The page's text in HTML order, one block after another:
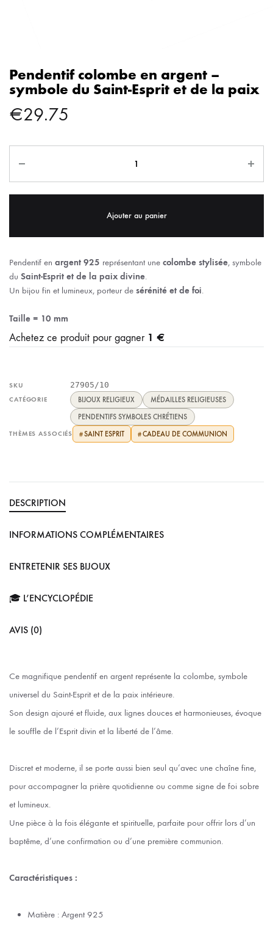
Pendentif colombe en argent –
symbole du Saint-Esprit et de la paix
€29.75
Ajouter au panier
Pendentif en argent 925 représentant une colombe stylisée, symbole
du Saint-Esprit et de la paix divine.
Un bijou fin et lumineux, porteur de sérénité et de foi.
Taille = 10 mm
Achetez ce produit pour gagner 1 €
SKU 27905/10
CATÉGORIE BIJOUX RELIGIEUX
MÉDAILLES RELIGIEUSES
PENDENTIFS SYMBOLES CHRÉTIENS
THÈMES ASSOCIÉS #SAINT ESPRIT #CADEAU DE COMMUNION
DESCRIPTION
INFORMATIONS COMPLÉMENTAIRES
ENTRETENIR SES BIJOUX
🎓 L’ENCYCLOPÉDIE
AVIS (0)
Ce magnifique pendentif en argent représente la colombe, symbole
universel du Saint-Esprit et de la paix intérieure.
Son design ajouré et fluide, aux lignes douces et harmonieuses, évoque
le souffle de l’Esprit divin et la liberté de l’âme.
Discret et moderne, il se porte aussi bien seul qu’avec une chaîne fine,
pour accompagner la prière quotidienne ou comme signe de foi sobre
et lumineux.
Une pièce à la fois élégante et spirituelle, parfaite pour offrir lors d’un
baptême, d’une confirmation ou d’une première communion.
Caractéristiques :
Matière : Argent 925